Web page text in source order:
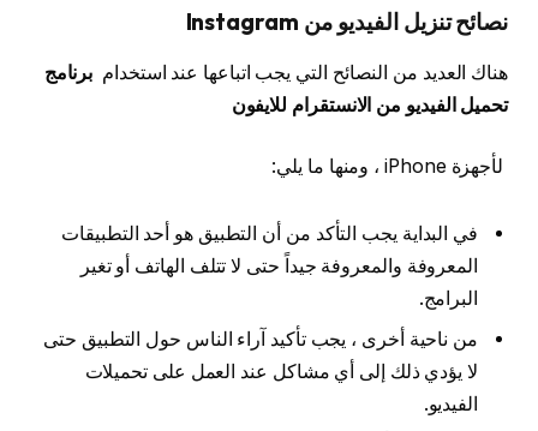
نصائح تنزيل الفيديو من Instagram
هناك العديد من النصائح التي يجب اتباعها عند استخدام برنامج
تحميل الفيديو من الانستقرام للايفون
لأجهزة iPhone ، ومنها ما يلي:
في البداية يجب التأكد من أن التطبيق هو أحد التطبيقات
المعروفة والمعروفة جيداً حتى لا تتلف الهاتف أو تغير
البرامج.
من ناحية أخرى ، يجب تأكيد آراء الناس حول التطبيق حتى
لا يؤدي ذلك إلى أي مشاكل عند العمل على تحميلات
الفيديو.